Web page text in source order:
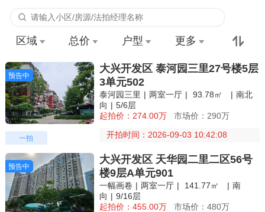
区域 总价 户型 更多
一拍
大兴开发区 泰河园三里27号楼5层
3单元502
泰河园三里 | 两室一厅 | 93.78㎡ | 南北
向 | 5/6层
起拍价：274.00万
市场价：290万
开拍时间：2026-09-03 10:42:08
预告中
预告中
大兴开发区 天华园二里二区56号
楼9层A单元901
一幅画卷 | 两室一厅 | 141.77㎡ | 南
向 | 9/16层
起拍价：455.00万
市场价：480万
预告中
预告中